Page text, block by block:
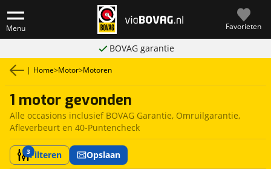
Menu Favorieten
BOVAG garantie
| Home>Motor>Motoren
1 motor gevonden
Alle occasions inclusief BOVAG Garantie, Omruilgarantie,
Afleverbeurt en 40-Puntencheck
3Filteren Opslaan